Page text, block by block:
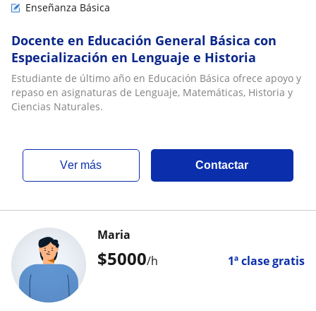
Enseñanza Básica
Docente en Educación General Básica con
Especialización en Lenguaje e Historia
Estudiante de último año en Educación Básica ofrece apoyo y
repaso en asignaturas de Lenguaje, Matemáticas, Historia y
Ciencias Naturales.
ver más Contactar
$5000/h 1ª clase gratis
Maria